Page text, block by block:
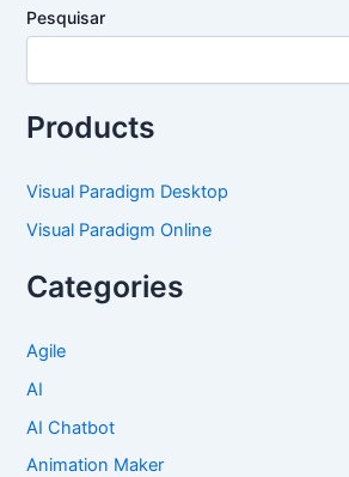
Pesquisar
Products
Visual Paradigm Desktop
Visual Paradigm Online
Categories
Agile
AI
AI Chatbot
Animation Maker